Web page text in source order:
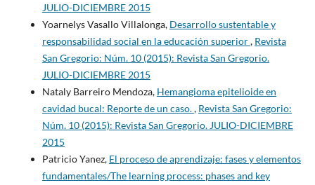
JULIO-DICIEMBRE 2015
Yoarnelys Vasallo Villalonga, Desarrollo sustentable y
responsabilidad social en la educación superior, Revista
San Gregorio: Núm. 10 (2015): Revista San Gregorio.
JULIO-DICIEMBRE 2015
Nataly Barreiro Mendoza, Hemangioma epitelioide en
cavidad bucal: Reporte de un caso., Revista San Gregorio:
Núm. 10 (2015): Revista San Gregorio. JULIO-DICIEMBRE
2015
Patricio Yanez, El proceso de aprendizaje: fases y elementos
fundamentales/The learning process: phases and key